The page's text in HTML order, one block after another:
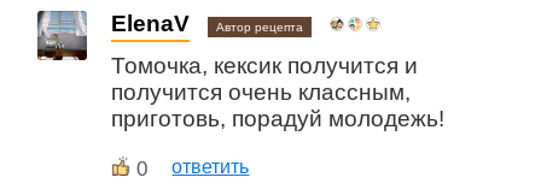
ElenaV Автор рецепта
Томочка, кексик получится и
получится очень классным,
приготовь, порадуй молодежь!
0 ответить